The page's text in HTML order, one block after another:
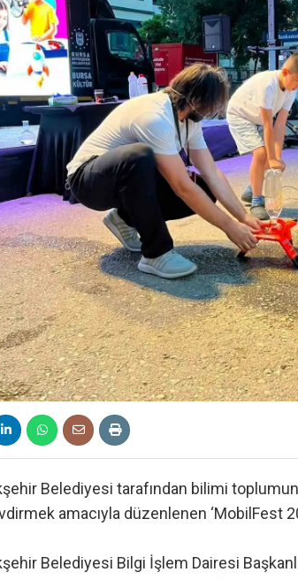
Belediyesi tarafından bilimi
amacıyla düzenlenen ‘MobilFest
Belediyesi Bilgi İşlem Dairesi